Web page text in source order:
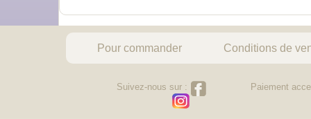
Pour commander Conditions de
Suivez-nous sur : Paiement